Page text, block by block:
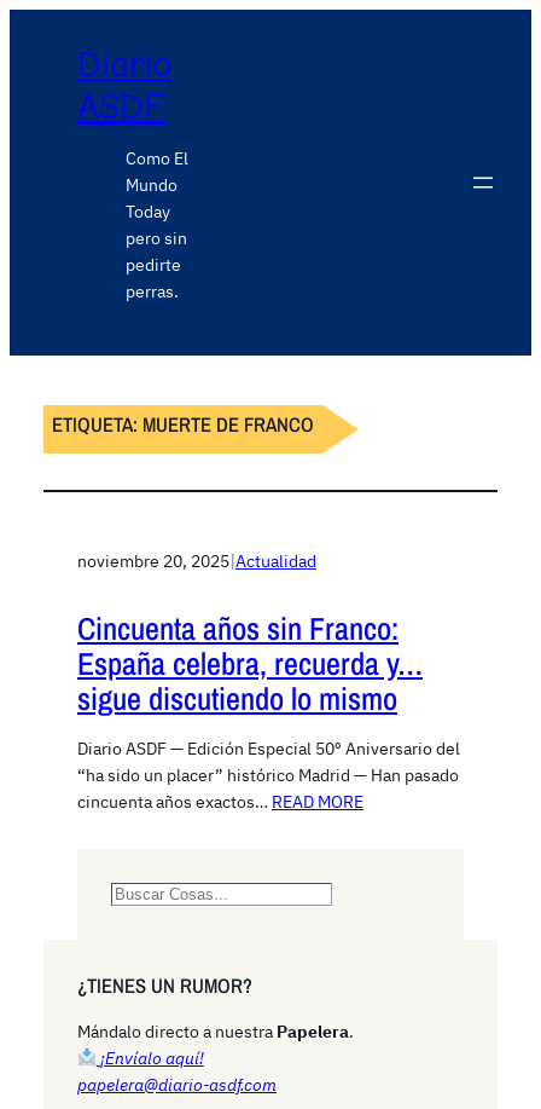
Diario
ASDF
Como El
Mundo
Today
pero sin
pedirte
perras.
ETIQUETA: MUERTE DE FRANCO
noviembre 20, 2025|Actualidad
Cincuenta años sin Franco:
España celebra, recuerda y…
sigue discutiendo lo mismo
Diario ASDF — Edición Especial 50º Aniversario del
“ha sido un placer” histórico Madrid — Han pasado
cincuenta años exactos… READ MORE
S
r
h
¿TIENES UN RUMOR?
Mándalo directo a nuestra Papelera.
¡Envíalo aquí!
papelera@diario-asdf.com